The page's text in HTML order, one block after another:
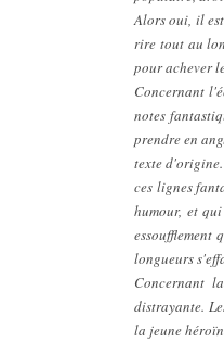
Alors oui, il
rire tout au
pour achever
Concernant
notes
prendre en
texte
ces lignes
humour, et
essoufflement
longueurs
Concernant
distrayante.
la jeune